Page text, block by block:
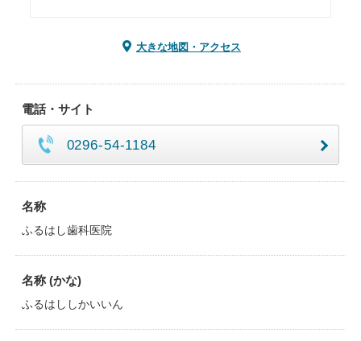
大きな地図・アクセス
電話・サイト
0296-54-1184
名称
ふるはし歯科医院
名称 (かな)
ふるはししかいいん